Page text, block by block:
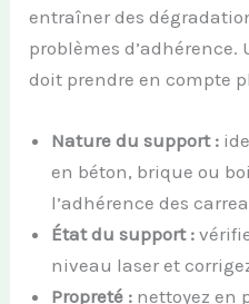
entraîner des
problèmes
doit prendre en compte
Nature du support :
en béton, brique ou
l’adhérence des
État du support :
niveau laser et
Propreté : nettoyez en